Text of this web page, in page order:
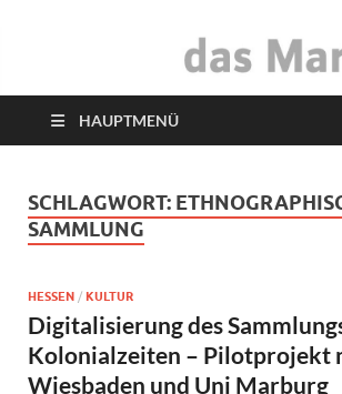
das Marburger.
HAUPTMENÜ
SCHLAGWORT:
SAMMLUNG
HESSEN / KULTUR
Digitalisierung des
Kolonialzeiten – Pilotprojekt
Wiesbaden und Uni Marburg